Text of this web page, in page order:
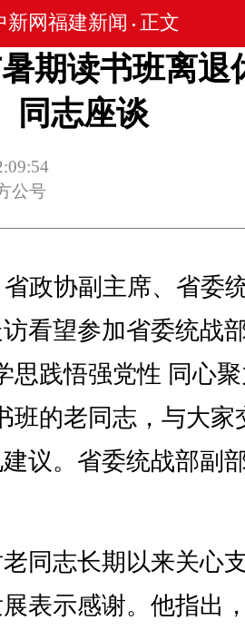
新网福建新闻 • 正文
期读书班离退
同志座谈
公号
协副主席、省委
看望参加省委统战
思践悟强党性 同心
班的老同志，与大家
议。省委统战部副
志长期以来关心
表示感谢。他指出